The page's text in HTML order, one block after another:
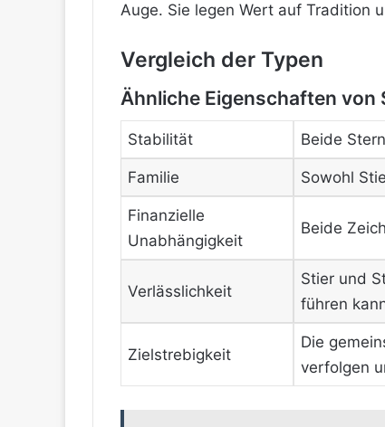
Auge. Sie legen Wert auf Tradition
Vergleich der Typen
Ähnliche Eigenschaften von
Stabilität Beide
Familie Sowohl
Finanzielle
Unabhängigkeit
Beide
Verlässlichkeit
Stier und
führen
Zielstrebigkeit
Die
verfolgen